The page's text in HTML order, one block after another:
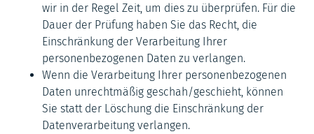
wir in der Regel Zeit, um dies zu überprüfen. Für die
Dauer der Prüfung haben Sie das Recht, die
Einschränkung der Verarbeitung Ihrer
personenbezogenen Daten zu verlangen.
Wenn die Verarbeitung Ihrer personenbezogenen
Daten unrechtmäßig geschah/geschieht, können
Sie statt der Löschung die Einschränkung der
Datenverarbeitung verlangen.